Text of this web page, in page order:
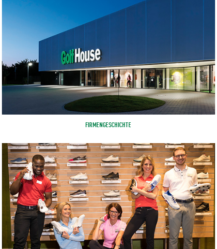
FIRMENGESCHICHTE